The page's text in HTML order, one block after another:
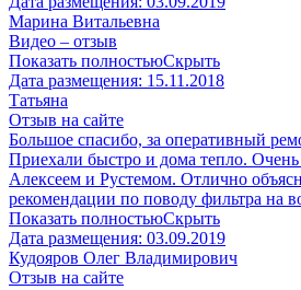
Марина Витальевна
Видео – отзыв
Показать полностьюСкрыть
Дата размещения: 15.11.2018
Татьяна
Отзыв на сайте
Большое спасибо, за оперативный
Приехали быстро и дома тепло.
Алексеем и Рустемом. Отлично
рекомендации по поводу фильтра на
Показать полностьюСкрыть
Дата размещения: 03.09.2019
Кудояров Олег Владимирович
Отзыв на сайте